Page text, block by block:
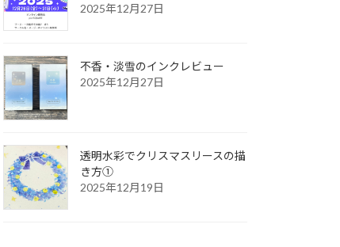
2025年12月27日
不香・淡雪のインクレビュー
2025年12月27日
透明水彩でクリスマスリースの描
き方①
2025年12月19日